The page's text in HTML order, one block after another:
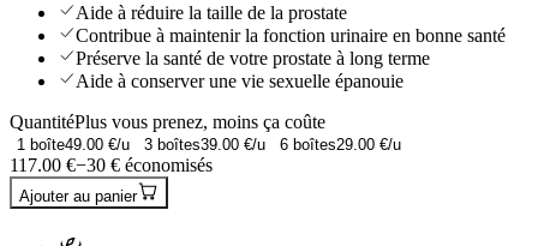
Aide à réduire la taille de la prostate
Contribue à maintenir la fonction urinaire en bonne santé
Préserve la santé de votre prostate à long terme
Aide à conserver une vie sexuelle épanouie
QuantitéPlus vous prenez, moins ça coûte
1 boîte49.00 €/u 3 boîtes39.00 €/u 6 boîtes29.00 €/u
117.00 €−30 € économisés
Ajouter au panier